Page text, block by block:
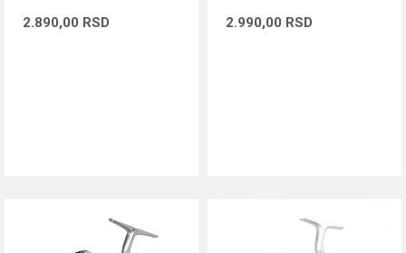
2.890,00 RSD 2.990,00 RSD